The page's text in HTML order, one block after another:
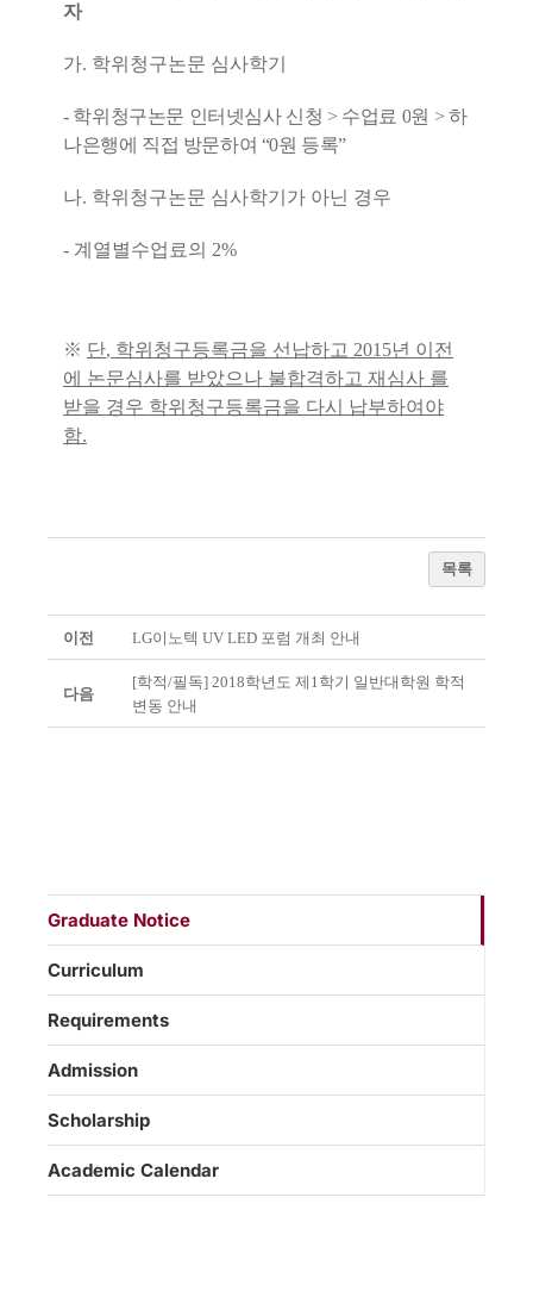
자
가. 학위청구논문 심사학기
- 학위청구논문 인터넷심사 신청 > 수업료 0원 > 하
나은행에 직접 방문하여 “0원 등록”
나. 학위청구논문 심사학기가 아닌 경우
- 계열별수업료의 2%
※ 단, 학위청구등록금을 선납하고 2015년 이전
에 논문심사를 받았으나 불합격하고 재심사 를
받을 경우 학위청구등록금을 다시 납부하여야
함.
목록
이전 LG이노텍 UV LED 포럼 개최 안내
다음
[학적/필독] 2018학년도 제1학기 일반대학원 학적
변동 안내
Graduate Notice
Curriculum
Requirements
Admission
Scholarship
Academic Calendar